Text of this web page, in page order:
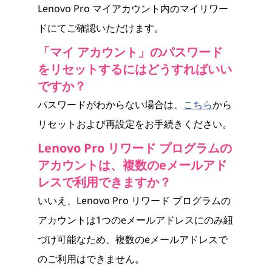
Lenovo Pro マイアカウント内のマイリワー
ドにてご確認いただけます。
「マイ アカウント」のパスワード
をリセットするにはどうすればいい
ですか？
パスワードがわからない場合は、 こちらから
リセットおよび再設定をお手続きください。
Lenovo Pro リワード プログラムの
アカウントは、複数のeメールアド
レスで利用できますか？
いいえ、Lenovo Pro リワード プログラムの
アカウントは1つのeメールアドレスにのみ紐
づけ可能なため、複数のeメールアドレスで
のご利用はできません。